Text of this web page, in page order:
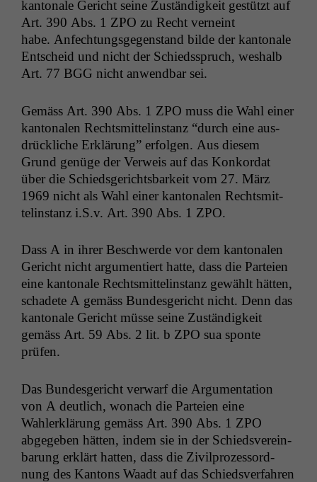
kan­tonale Gericht seine Zuständigkeit gestützt auf
Art. 390 Abs. 1 ZPO zu Recht verneint
habe. Anfech­tungs­ge­gen­stand bilde der kan­tonale
Entscheid und nicht der Schiedsspruch, weshalb
Art. 77 BGG nicht anwend­bar sei.
Gemäss Art. 390 Abs. 1 ZPO muss die Wahl ein­er
kan­tonalen Rechtsmit­telin­stanz “durch eine aus­
drück­liche Erk­lärung” erfol­gen. Aus diesem
Grund genüge der Ver­weis auf das Konko­r­dat
über die Schieds­gerichts­barkeit vom 27. März
1969 nicht als Wahl ein­er kan­tonalen Rechtsmit­
telin­stanz i.S.v. Art. 390 Abs. 1 ZPO.
Dass A in ihrer Beschw­erde vor dem kan­tonalen
Gericht nicht argu­men­tiert hat­te, dass die Parteien
eine kan­tonale Rechtsmit­telin­stanz gewählt hät­ten,
schadete A gemäss Bun­des­gericht nicht. Denn das
kan­tonale Gericht müsse seine Zuständigkeit
gemäss Art. 59 Abs. 2 lit. b ZPO sua sponte
prüfen.
Das Bun­des­gericht ver­warf die Argu­men­ta­tion
von A deut­lich, wonach die Parteien eine
Wahlerk­lärung gemäss Art. 390 Abs. 1 ZPO
abgegeben hät­ten, indem sie in der Schiedsvere­in­
barung erk­lärt hat­ten, dass die Zivil­prozes­sor­d­
nung des Kan­tons Waadt auf das Schiedsver­fahren